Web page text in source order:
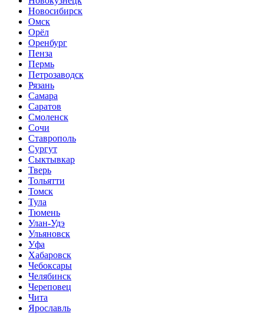
Новосибирск
Омск
Орёл
Оренбург
Пенза
Пермь
Петрозаводск
Рязань
Самара
Саратов
Смоленск
Сочи
Ставрополь
Сургут
Сыктывкар
Тверь
Тольятти
Томск
Тула
Тюмень
Улан-Удэ
Ульяновск
Уфа
Хабаровск
Чебоксары
Челябинск
Череповец
Чита
Ярославль